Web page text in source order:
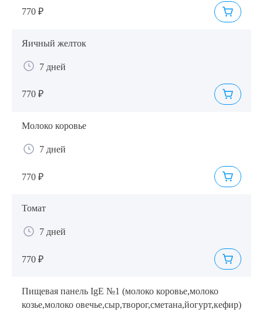
770 ₽
Яичный желток
7 дней
770 ₽
Молоко коровье
7 дней
770 ₽
Томат
7 дней
770 ₽
Пищевая панель IgE №1 (молоко коровье,молоко
козье,молоко овечье,сыр,творог,сметана,йогурт,кефир)